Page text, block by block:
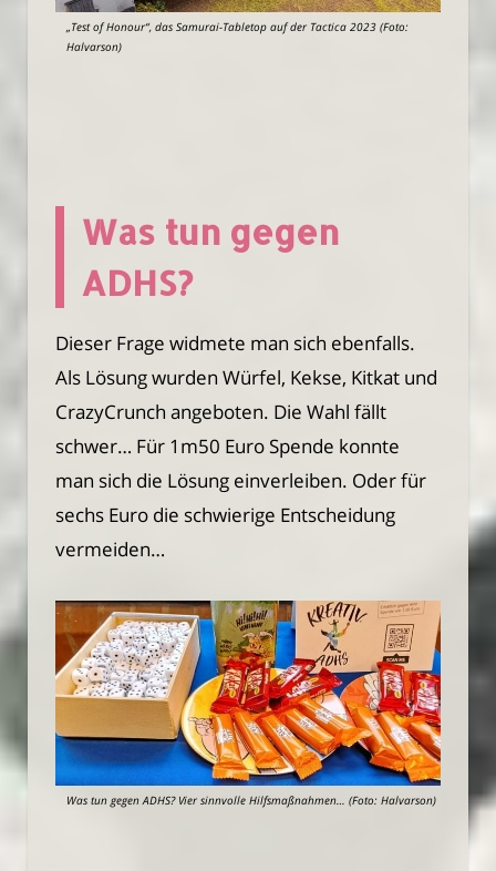
„Test of Honour“, das Samurai-Tabletop auf der Tactica 2023 (Foto:
Halvarson)
Was tun gegen
ADHS?
Dieser Frage widmete man sich ebenfalls.
Als Lösung wurden Würfel, Kekse, Kitkat und
CrazyCrunch angeboten. Die Wahl fällt
schwer… Für 1m50 Euro Spende konnte
man sich die Lösung einverleiben. Oder für
sechs Euro die schwierige Entscheidung
vermeiden…
Was tun gegen ADHS? Vier sinnvolle Hilfsmaßnahmen… (Foto: Halvarson)